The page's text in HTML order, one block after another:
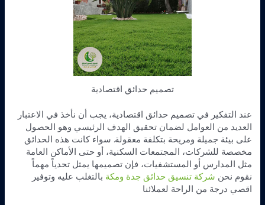
تصميم حدائق اقتصادية
عند التفكير في تصميم حدائق اقتصادية، يجب أن نأخذ في الاعتبار
العديد من العوامل لضمان تحقيق الهدف الرئيسي وهو الحصول
على بيئة جميلة ومريحة بتكلفة معقولة. سواء كانت هذه الحدائق
مخصصة للشركات، المجتمعات السكنية، أو حتى الأماكن العامة
مثل المدارس أو المستشفيات، فإن تصميمها يمثل تحدياً مهماً
نقوم نحن شركة تنسيق حدائق جدة ومكة بالتغلب عليه وتوفير
اقصي درجة من الراحة لعملائنا